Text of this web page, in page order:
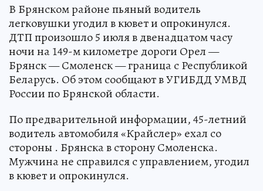
В Брянском районе пьяный водитель
легковушки угодил в кювет и опрокинулся.
ДТП произошло 5 июля в двенадцатом часу
ночи на 149-м километре дороги Орел —
Брянск — Смоленск — граница с Республикой
Беларусь. Об этом сообщают в УГИБДД УМВД
России по Брянской области.
По предварительной информации, 45-летний
водитель автомобиля «Крайслер» ехал со
стороны . Брянска в сторону Смоленска.
Мужчина не справился с управлением, угодил
в кювет и опрокинулся.